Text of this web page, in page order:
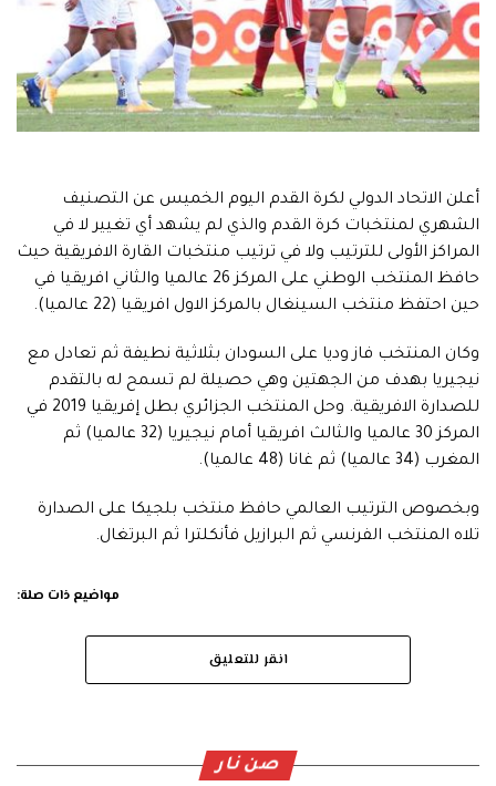
أعلن الاتحاد الدولي لكرة القدم اليوم الخميس عن التصنيف
الشهري لمنتخبات كرة القدم والذي لم يشهد أي تغيير لا في
المراكز الأولى للترتيب ولا في ترتيب منتخبات القارة الافريقية حيث
حافظ المنتخب الوطني على المركز 26 عالميا والثاني افريقيا في
حين احتفظ منتخب السينغال بالمركز الاول افريقيا (22 عالميا).
وكان المنتخب فاز وديا على السودان بثلاثية نطيفة ثم تعادل مع
نيجيريا بهدف من الجهتين وهي حصيلة لم تسمح له بالتقدم
للصدارة الافريقية. وحل المنتخب الجزائري بطل إفريقيا 2019 في
المركز 30 عالميا والثالث افريقيا أمام نيجيريا (32 عالميا) ثم
المغرب (34 عالميا) ثم غانا (48 عالميا).
وبخصوص الترتيب العالمي حافظ منتخب بلجيكا على الصدارة
تلاه المنتخب الفرنسي ثم البرازيل فأنكلترا ثم البرتغال.
مواضيع ذات صلة:
انقر للتعليق
صن نار